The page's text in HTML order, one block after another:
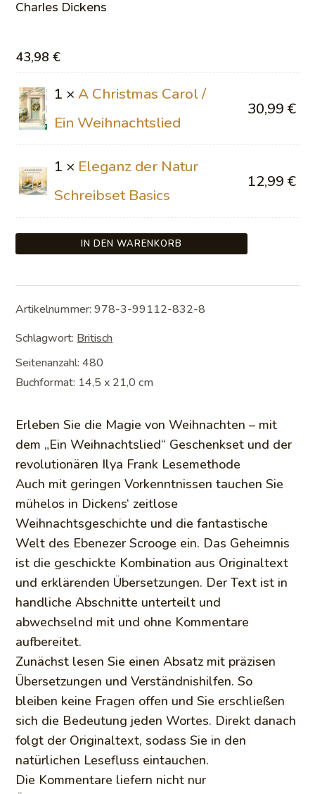
Charles Dickens
43,98€
1 ×A Christmas Carol /
Ein Weihnachtslied
30,99 €
1 × Eleganz der Natur
Schreibset Basics
12,99 €
IN DEN WARENKORB
Artikelnummer:978-3-99112-832-8
Schlagwort: Britisch
Seitenanzahl: 480
Buchformat: 14,5 x 21,0 cm
Erleben Sie die Magie von Weihnachten – mit
dem „Ein Weihnachtslied“ Geschenkset und der
revolutionären Ilya Frank Lesemethode
Auch mit geringen Vorkenntnissen tauchen Sie
mühelos in Dickens‘ zeitlose
Weihnachtsgeschichte und die fantastische
Welt des Ebenezer Scrooge ein. Das Geheimnis
ist die geschickte Kombination aus Originaltext
und erklärenden Übersetzungen. Der Text ist in
handliche Abschnitte unterteilt und
abwechselnd mit und ohne Kommentare
aufbereitet.
Zunächst lesen Sie einen Absatz mit präzisen
Übersetzungen und Verständnishilfen. So
bleiben keine Fragen offen und Sie erschließen
sich die Bedeutung jeden Wortes. Direkt danach
folgt der Originaltext, sodass Sie in den
natürlichen Lesefluss eintauchen.
Die Kommentare liefern nicht nur